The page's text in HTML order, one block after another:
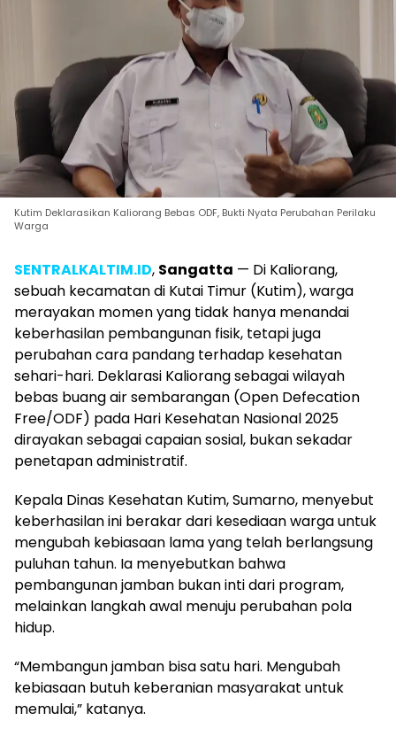
Kutim Deklarasikan Kaliorang Bebas ODF, Bukti Nyata Perubahan Perilaku
Warga
SENTRALKALTIM.ID, Sangatta — Di Kaliorang,
sebuah kecamatan di Kutai Timur (Kutim), warga
merayakan momen yang tidak hanya menandai
keberhasilan pembangunan fisik, tetapi juga
perubahan cara pandang terhadap kesehatan
sehari-hari. Deklarasi Kaliorang sebagai wilayah
bebas buang air sembarangan (Open Defecation
Free/ODF) pada Hari Kesehatan Nasional 2025
dirayakan sebagai capaian sosial, bukan sekadar
penetapan administratif.
Kepala Dinas Kesehatan Kutim, Sumarno, menyebut
keberhasilan ini berakar dari kesediaan warga untuk
mengubah kebiasaan lama yang telah berlangsung
puluhan tahun. Ia menyebutkan bahwa
pembangunan jamban bukan inti dari program,
melainkan langkah awal menuju perubahan pola
hidup.
“Membangun jamban bisa satu hari. Mengubah
kebiasaan butuh keberanian masyarakat untuk
memulai,” katanya.